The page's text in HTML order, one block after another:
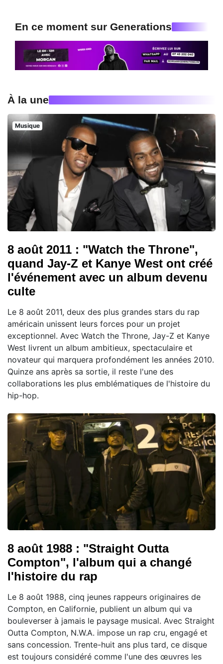
En ce moment sur Generations
À la une
Musique
8 août 2011 : "Watch the Throne",
quand Jay-Z et Kanye West ont créé
l'événement avec un album devenu
culte
Le 8 août 2011, deux des plus grandes stars du rap
américain unissent leurs forces pour un projet
exceptionnel. Avec Watch the Throne, Jay-Z et Kanye
West livrent un album ambitieux, spectaculaire et
novateur qui marquera profondément les années 2010.
Quinze ans après sa sortie, il reste l'une des
collaborations les plus emblématiques de l'histoire du
hip-hop.
8 août 1988 : "Straight Outta
Compton", l'album qui a changé
l'histoire du rap
Le 8 août 1988, cinq jeunes rappeurs originaires de
Compton, en Californie, publient un album qui va
bouleverser à jamais le paysage musical. Avec Straight
Outta Compton, N.W.A. impose un rap cru, engagé et
sans concession. Trente-huit ans plus tard, ce disque
est toujours considéré comme l'une des œuvres les